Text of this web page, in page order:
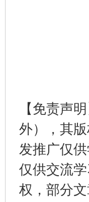
【免责声
外），其
发推广仅
仅供交流
权，部分
法徽映军